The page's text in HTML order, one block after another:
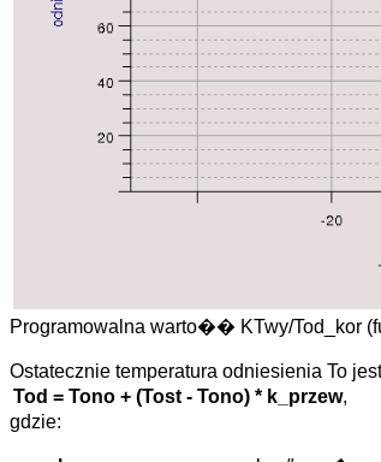
Programowalna warto�� KTwy/Tod_kor
Ostatecznie temperatura odniesienia To
Tod = Tono + (Tost - Tono) * k_przew,
gdzie: